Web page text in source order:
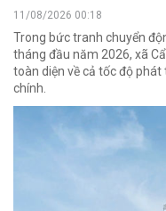
11/08/2026 00:18
Trong bức tranh chuyển
tháng đầu năm 2026, xã
toàn diện về cả tốc độ phát
chính.